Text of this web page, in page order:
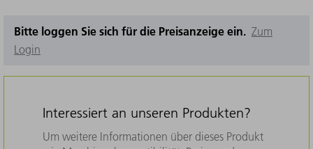
Bitte loggen Sie sich für die Preisanzeige ein. Zum
Login
Interessiert an unseren Produkten?
Um weitere Informationen über dieses Produkt